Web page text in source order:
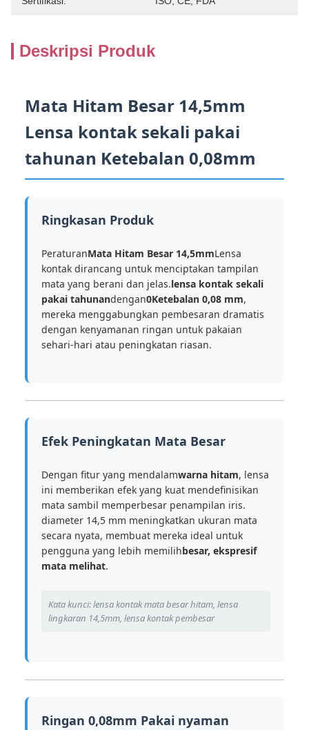
Deskripsi Produk
Mata Hitam Besar 14,5mm
Lensa kontak sekali pakai
tahunan Ketebalan 0,08mm
Ringkasan Produk
PeraturanMata Hitam Besar 14,5mmLensa
kontak dirancang untuk menciptakan tampilan
mata yang berani dan jelas.lensa kontak sekali
pakai tahunandengan0Ketebalan 0,08 mm,
mereka menggabungkan pembesaran dramatis
dengan kenyamanan ringan untuk pakaian
sehari-hari atau peningkatan riasan.
Efek Peningkatan Mata Besar
Dengan fitur yang mendalamwarna hitam, lensa
ini memberikan efek yang kuat mendefinisikan
mata sambil memperbesar penampilan iris.
diameter 14,5 mm meningkatkan ukuran mata
secara nyata, membuat mereka ideal untuk
pengguna yang lebih memilihbesar, ekspresif
mata melihat.
Kata kunci: lensa kontak mata besar hitam, lensa
lingkaran 14,5mm, lensa kontak pembesar
Ringan 0,08mm Pakai nyaman